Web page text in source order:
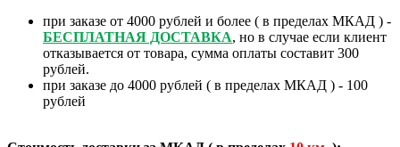
при заказе от 4000 рублей и более ( в пределах МКАД ) -
БЕСПЛАТНАЯ ДОСТАВКА, но в случае если клиент
отказывается от товара, сумма оплаты составит 300
рублей.
при заказе до 4000 рублей ( в пределах МКАД ) - 100
рублей